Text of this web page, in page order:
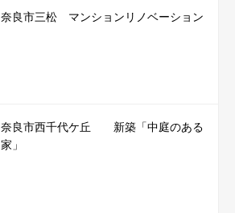
奈良市三松 マンションリノベーション
奈良市西千代ケ丘 新築「中庭のある
家」